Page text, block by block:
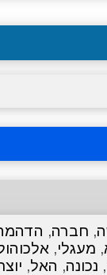
, חברה,
, מעגלי,
, נכונה, האל,